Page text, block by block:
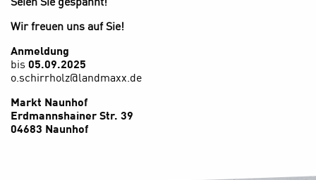
Wir freuen uns auf Sie!
Anmeldung
bis 05.09.2025
o.schirrholz@landmaxx.de
Markt Naunhof
Erdmannshainer Str. 39
04683 Naunhof